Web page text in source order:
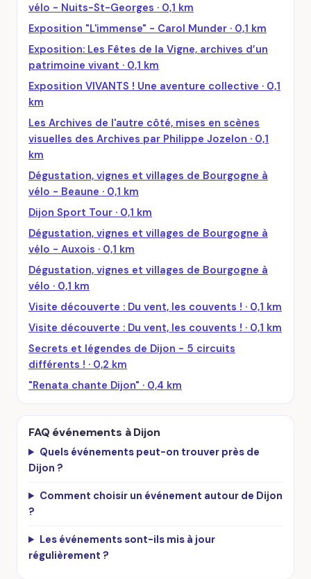
vélo - Nuits-St-Georges · 0,1 km
Exposition "L'immense" - Carol Munder · 0,1 km
Exposition: Les Fêtes de la Vigne, archives d’un
patrimoine vivant · 0,1 km
Exposition VIVANTS ! Une aventure collective · 0,1
km
Les Archives de l'autre côté, mises en scènes
visuelles des Archives par Philippe Jozelon · 0,1
km
Dégustation, vignes et villages de Bourgogne à
vélo - Beaune · 0,1 km
Dijon Sport Tour · 0,1 km
Dégustation, vignes et villages de Bourgogne à
vélo - Auxois · 0,1 km
Dégustation, vignes et villages de Bourgogne à
vélo · 0,1 km
Visite découverte : Du vent, les couvents ! · 0,1 km
Visite découverte : Du vent, les couvents ! · 0,1 km
Secrets et légendes de Dijon - 5 circuits
différents ! · 0,2 km
"Renata chante Dijon" · 0,4 km
FAQ événements à Dijon
Quels événements peut-on trouver près de
Dijon ?
Comment choisir un événement autour de Dijon
?
Les événements sont-ils mis à jour
régulièrement ?